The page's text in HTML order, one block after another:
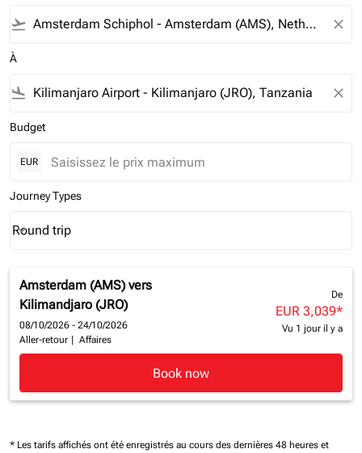
flight_takeoff close
À
flight_land close
Budget
EUR
Journey Types
Journey Types option Round trip Selected
Round trip
keyboard_arrow_down
Amsterdam (AMS) vers
Kilimandjaro (JRO)
08/10/2026 - 24/10/2026
Aller-retour
Affaires
De
EUR 3,039*
Vu 1 jour il y a
Book now
* Les tarifs affichés ont été enregistrés au cours des dernières 48 heures et